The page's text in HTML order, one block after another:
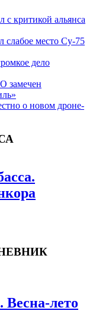
критикой альянса
слабое место Су-75
дело
замечен
о новом дроне-
лето